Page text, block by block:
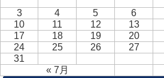
3
4 5 6
10
11 12 13
17
18 19 20
24
25 26 27
31
« 7月